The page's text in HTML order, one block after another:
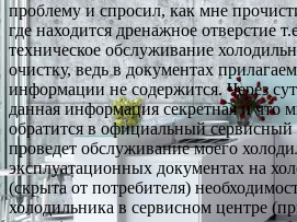
проблему и спросил, как мне
где находится дренажное отверстие
техническое обслуживание
очистку, ведь в документах
информации не содержится. Через
данная информация секретная и что
обратится в официальный
проведет обслуживание моего
эксплуатационных документах на
(скрыта от потребителя)
холодильника в сервисном центре